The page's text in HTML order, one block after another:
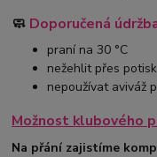
🧼 Doporučená
praní na 30 °C
nežehlit přes potisk
nepoužívat aviváž
Možnost klubového
Na přání zajistíme